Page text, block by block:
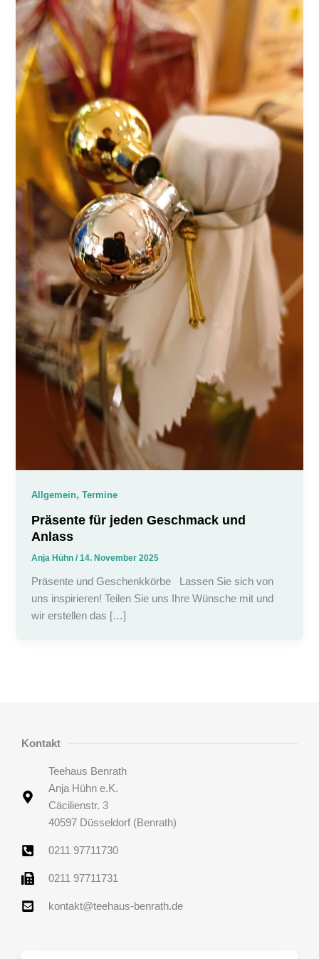
Allgemein,Termine
Präsente für jeden Geschmack und
Anlass
Anja Hühn/14. November 2025
Präsente und Geschenkkörbe Lassen Sie sich von
uns inspirieren! Teilen Sie uns Ihre Wünsche mit und
wir erstellen das […]
Kontakt
Teehaus Benrath
Anja Hühn e.K.
Cäcilienstr. 3
40597 Düsseldorf (Benrath)
0211 97711730
0211 97711731
kontakt@teehaus-benrath.de